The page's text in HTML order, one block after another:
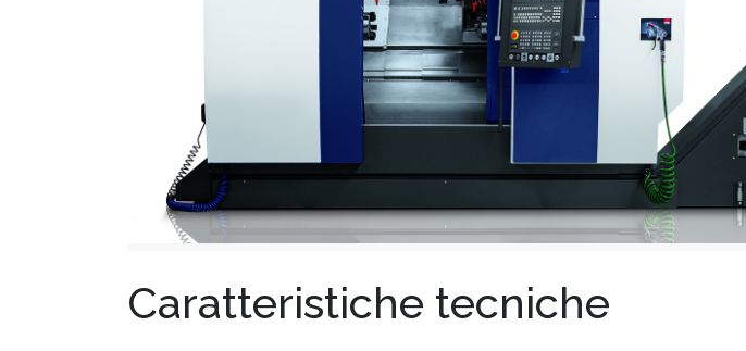
Caratteristiche tecniche